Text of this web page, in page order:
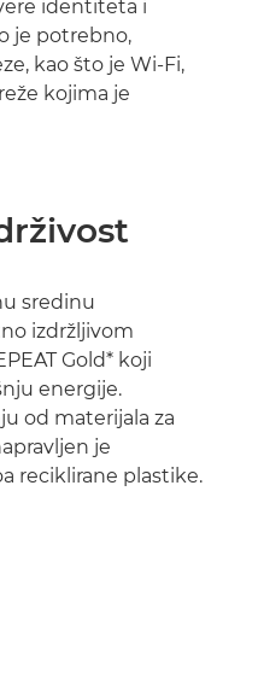
identiteta i
je potrebno,
kao što je Wi-Fi,
kojima je
sredinu
izdržljivom
Gold* koji
energije.
od materijala za
je
reciklirane plastike.